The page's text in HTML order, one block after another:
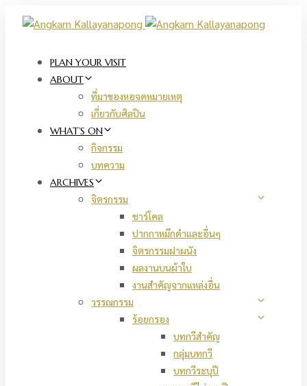
Skip
links
Skip
navigationPLAN YOUR VISIT
ABOUT
ที่มาของหอจดหมายเหตุ
เกี่ยวกับศิลปิน
WHAT’S ON
กิจกรรม
บทความ
ARCHIVES
จิตรกรรม
ชาร์โคล
ปากกาหมึกดำและอื่นๆ
จิตรกรรมฝาผนัง
ผลงานบนผ้าใบ
งานสำคัญจากแหล่งอื่น
วรรณกรรม
ร้อยกรอง
บทกวีสำคัญ
กลุ่มบทกวี
บทกวีระบุปี